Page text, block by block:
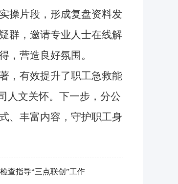
操片段，形成复盘资料发
群，邀请专业人士在线解
，营造良好氛围。
，有效提升了职工急救能
人文关怀。下一步，分公
、丰富内容，守护职工身
查指导“三点联创”工作